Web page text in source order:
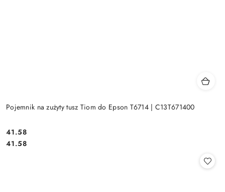
Pojemnik na zużyty tusz Tiom do Epson T6714 | C13T671400
Cena:
41.58
Cena:
41.58